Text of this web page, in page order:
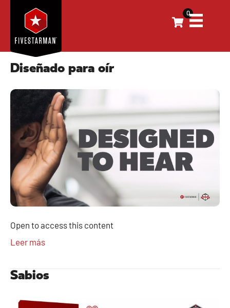
0
Diseñado para oír
Open to access this content
Leer más
Sabios